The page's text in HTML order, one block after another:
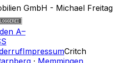
GmbH - Michael Freitag
A–
ImpressumCritch
· Memmingen